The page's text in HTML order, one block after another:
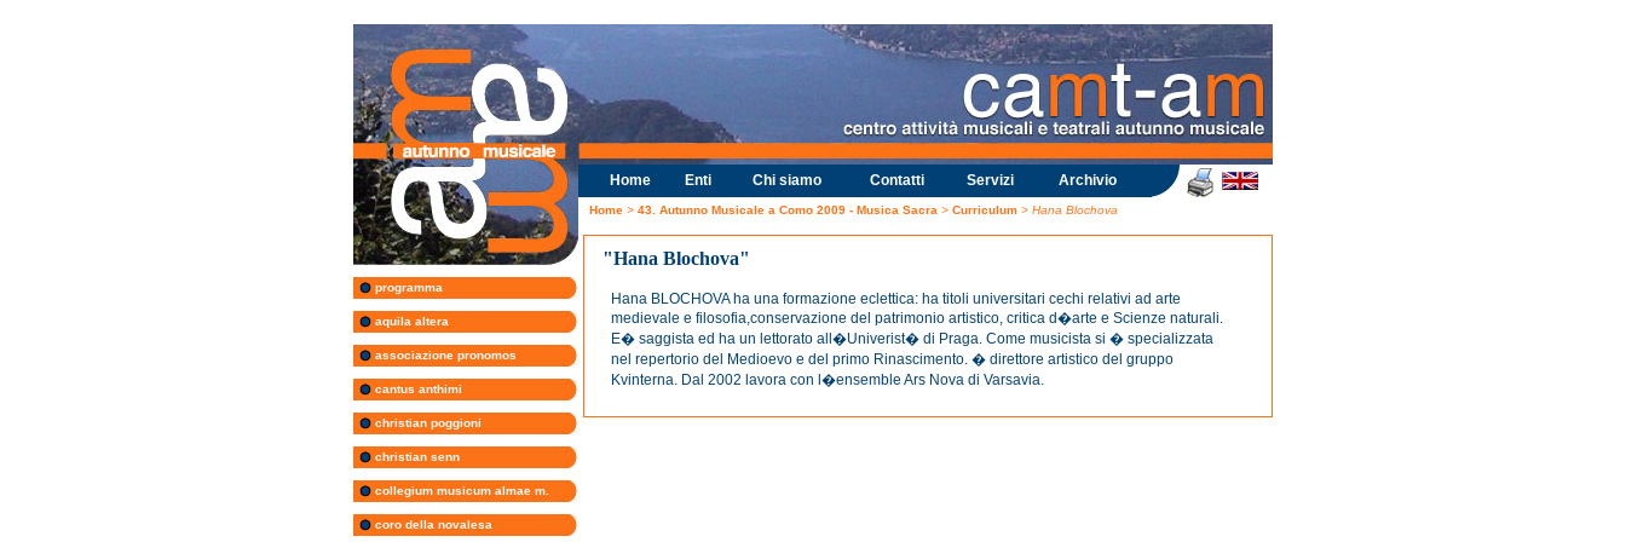
programma
aquila altera
associazione pronomos
cantus anthimi
christian poggioni
christian senn
collegium musicum almae m.
coro della novalesa
Home Enti Chi siamo Contatti Servizi Archivio
Home > 43. Autunno Musicale a Como 2009 - Musica Sacra > Curriculum > Hana Blochova
"Hana Blochova"
Hana BLOCHOVA ha una formazione eclettica: ha titoli universitari cechi relativi ad arte
medievale e filosofia,conservazione del patrimonio artistico, critica d�arte e Scienze naturali.
E� saggista ed ha un lettorato all�Univerist� di Praga. Come musicista si � specializzata
nel repertorio del Medioevo e del primo Rinascimento. � direttore artistico del gruppo
Kvinterna. Dal 2002 lavora con l�ensemble Ars Nova di Varsavia.